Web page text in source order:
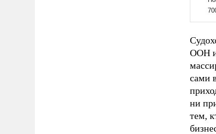
ООН и
сами
ни
тем,